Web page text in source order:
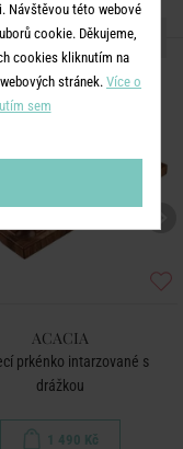
SÉRIE
ACACIA
prkénko intarzované s
drážkou
1 490 Kč
Návštěvou této webové
cookie. Děkujeme,
cookies kliknutím na
stránek. Více o
sem